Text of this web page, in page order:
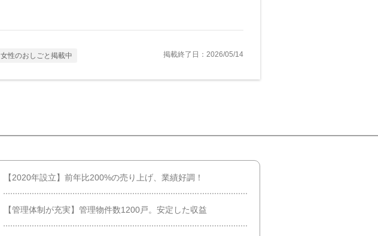
女性のおしごと掲載中 掲載終了日：2026/05/14
【2020年設立】前年比200%の売り上げ、業績好調！
【管理体制が充実】管理物件数1200戸。安定した収益